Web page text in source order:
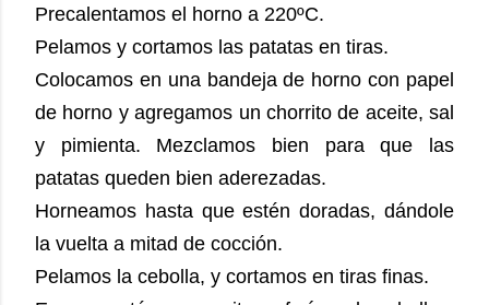
Precalentamos el horno a 220ºC.
Pelamos y cortamos las patatas en tiras.
Colocamos en una bandeja de horno con papel
de horno y agregamos un chorrito de aceite, sal
y pimienta. Mezclamos bien para que las
patatas queden bien aderezadas.
Horneamos hasta que estén doradas, dándole
la vuelta a mitad de cocción.
Pelamos la cebolla, y cortamos en tiras finas.